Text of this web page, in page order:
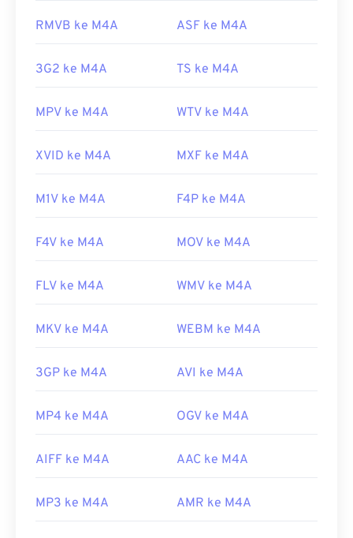
dan sejumlah program lainnya.
Experts Group
Tautan yang berguna:
RMVB ke M4A ASF ke M4A
3G2 ke M4A TS ke M4A
MPV ke M4A WTV ke M4A
XVID ke M4A MXF ke M4A
M1V ke M4A F4P ke M4A
F4V ke M4A MOV ke M4A
FLV ke M4A WMV ke M4A
MKV ke M4A WEBM ke M4A
3GP ke M4A AVI ke M4A
MP4 ke M4A OGV ke M4A
AIFF ke M4A AAC ke M4A
MP3 ke M4A AMR ke M4A